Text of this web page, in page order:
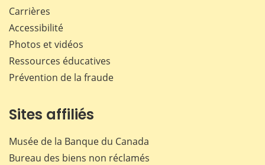
Carrières
Accessibilité
Photos et vidéos
Ressources éducatives
Prévention de la fraude
Sites affiliés
Musée de la Banque du Canada
Bureau des biens non réclamés